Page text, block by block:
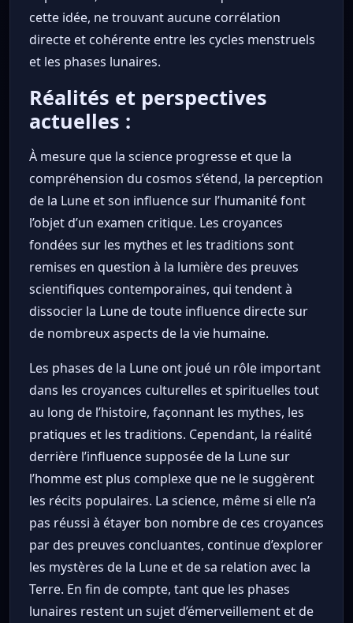
cette idée, ne trouvant aucune corrélation
directe et cohérente entre les cycles menstruels
et les phases lunaires.
Réalités et perspectives
actuelles :
À mesure que la science progresse et que la
compréhension du cosmos s’étend, la perception
de la Lune et son influence sur l’humanité font
l’objet d’un examen critique. Les croyances
fondées sur les mythes et les traditions sont
remises en question à la lumière des preuves
scientifiques contemporaines, qui tendent à
dissocier la Lune de toute influence directe sur
de nombreux aspects de la vie humaine.
Les phases de la Lune ont joué un rôle important
dans les croyances culturelles et spirituelles tout
au long de l’histoire, façonnant les mythes, les
pratiques et les traditions. Cependant, la réalité
derrière l’influence supposée de la Lune sur
l’homme est plus complexe que ne le suggèrent
les récits populaires. La science, même si elle n’a
pas réussi à étayer bon nombre de ces croyances
par des preuves concluantes, continue d’explorer
les mystères de la Lune et de sa relation avec la
Terre. En fin de compte, tant que les phases
lunaires restent un sujet d’émerveillement et de